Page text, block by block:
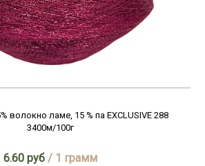
волокно ламе, 15 % па EXCLUSIVE 288
3400м/100г
6.60 руб / 1 грамм